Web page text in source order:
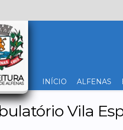
INÍCIO ALFENAS
Vila